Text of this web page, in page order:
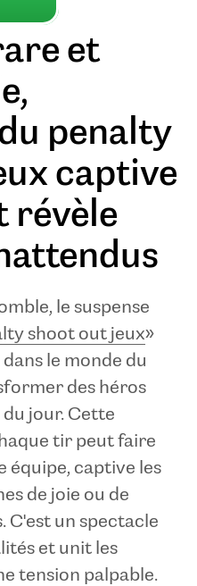
et
penalty
captive
révèle
le suspense
shoot out jeux»
le monde du
des héros
jour. Cette
tir peut faire
équipe, captive les
de joie ou de
C'est un spectacle
et unit les
tension palpable.